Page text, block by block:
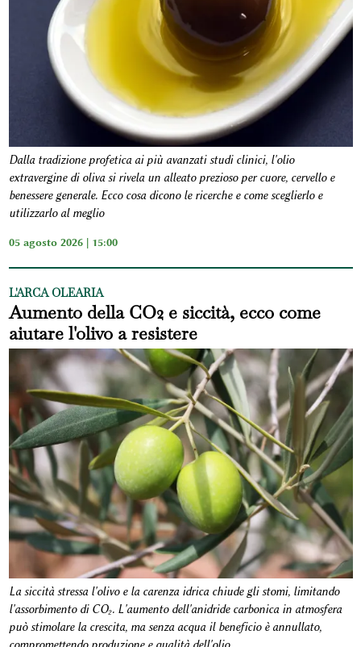
Dalla tradizione profetica ai più avanzati studi clinici, l'olio
extravergine di oliva si rivela un alleato prezioso per cuore, cervello e
benessere generale. Ecco cosa dicono le ricerche e come sceglierlo e
utilizzarlo al meglio
05 agosto 2026 | 15:00
L'ARCA OLEARIA
Aumento della CO2 e siccità, ecco come
aiutare l'olivo a resistere
La siccità stressa l'olivo e la carenza idrica chiude gli stomi, limitando
l'assorbimento di CO₂. L'aumento dell'anidride carbonica in atmosfera
può stimolare la crescita, ma senza acqua il beneficio è annullato,